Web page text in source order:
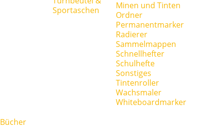
Sportaschen
Minen und Tinten
Ordner
Permanentmarker
Radierer
Sammelmappen
Schnellhefter
Schulhefte
Sonstiges
Tintenroller
Wachsmaler
Whiteboardmarker
Bücher